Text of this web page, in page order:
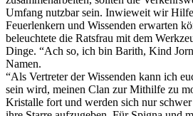
Umfang nutzbar sein. Inwieweit wir
Feuerlenkern und Wissenden erwarten
beleuchtete die Ratsfrau mit dem
Dinge. “Ach so, ich bin Barith, Kind
Namen.
“Als Vertreter der Wissenden kann ich
sein wird, meinen Clan zur Mithilfe zu
Kristalle fort und werden sich nur schwer